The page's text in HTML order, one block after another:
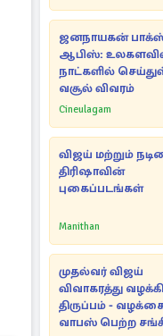
ஜனநாயகன்
ஆபிஸ்:
நாட்களில்
வசூல் விவரம்
Cineulagam
விஜய் மற்றும்
திரிஷாவின்
புகைப்படங்கள்
Manithan
முதல்வர் விஜய்
விவாகரத்து
திருப்பம் -
வாபஸ் பெற்ற